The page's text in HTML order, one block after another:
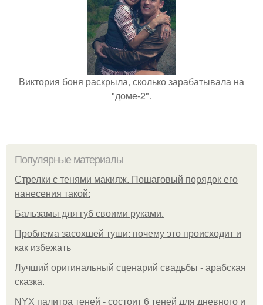
Виктория боня раскрыла, сколько зарабатывала на
"доме-2".
Популярные материалы
Стрелки с тенями макияж. Пошаговый порядок его
нанесения такой:
Бальзамы для губ своими руками.
Проблема засохшей туши: почему это происходит и
как избежать
Лучший оригинальный сценарий свадьбы - арабская
сказка.
NYX палитра теней - состоит 6 теней для дневного и